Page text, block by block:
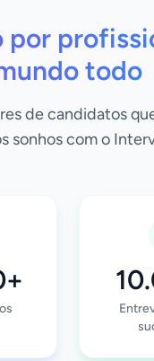
por
todo
de candidatos
sonhos com o